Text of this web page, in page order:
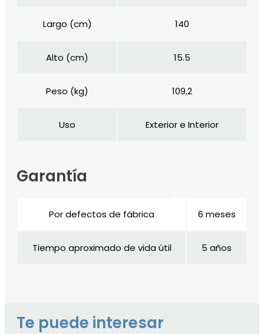
Largo (cm) 140
Alto (cm) 15.5
Peso (kg) 109,2
Uso Exterior e Interior
Garantía
Por defectos de fábrica 6 meses
Tiempo aproximado de vida útil 5 años
Te puede interesar